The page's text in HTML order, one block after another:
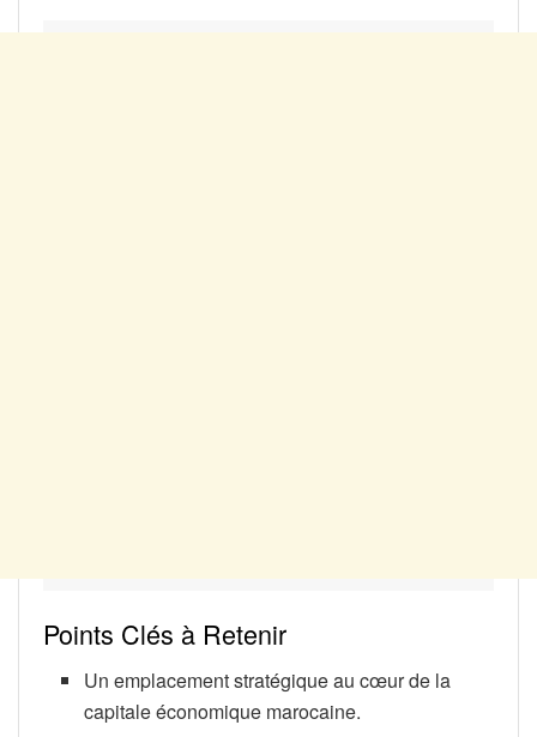
Points Clés à Retenir
Un emplacement stratégique au cœur de la
capitale économique marocaine.